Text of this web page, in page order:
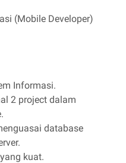
(Mobile Developer)
Informasi.
2 project dalam
database
kuat.